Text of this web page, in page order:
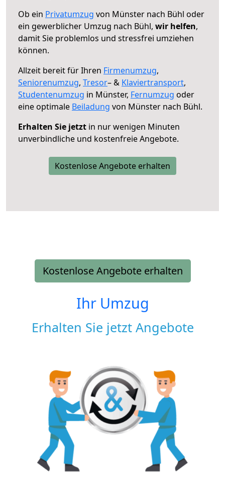
Ob ein Privatumzug von Münster nach Bühl oder
ein gewerblicher Umzug nach Bühl, wir helfen,
damit Sie problemlos und stressfrei umziehen
können.
Allzeit bereit für Ihren Firmenumzug,
Seniorenumzug, Tresor– & Klaviertransport,
Studentenumzug in Münster, Fernumzug oder
eine optimale Beiladung von Münster nach Bühl.
Erhalten Sie jetzt in nur wenigen Minuten
unverbindliche und kostenfreie Angebote.
Kostenlose Angebote erhalten
Kostenlose Angebote erhalten
Ihr Umzug
Erhalten Sie jetzt Angebote